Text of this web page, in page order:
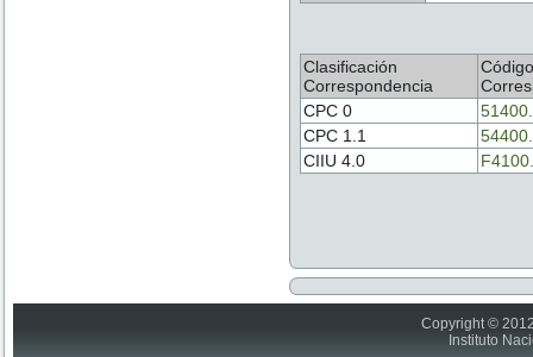
Clasificación
Correspondencia
Código
CPC 0
CPC 1.1
CIIU 4.0
Copyright ©
Instituto